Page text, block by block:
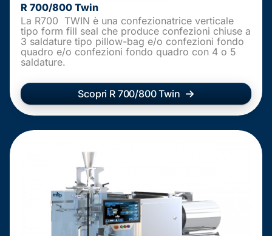
R 700/800 Twin
La R700 TWIN è una confezionatrice verticale
tipo form fill seal che produce confezioni chiuse a
3 saldature tipo pillow-bag e/o confezioni fondo
quadro e/o confezioni fondo quadro con 4 o 5
saldature.
Scopri R 700/800 Twin